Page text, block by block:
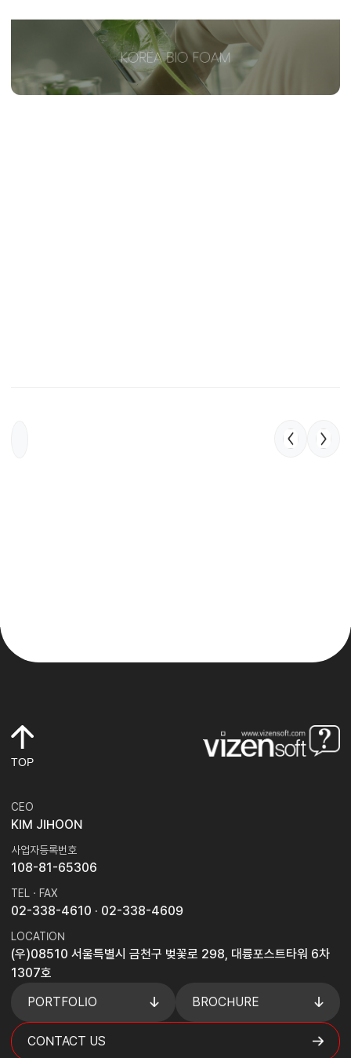
TOP
CEO
KIM JIHOON
사업자등록번호
108-81-65306
TEL · FAX
02-338-4610 · 02-338-4609
LOCATION
(우)08510 서울특별시 금천구 벚꽃로 298, 대륭포스트타워 6차
1307호
PORTFOLIO
BROCHURE
CONTACT US